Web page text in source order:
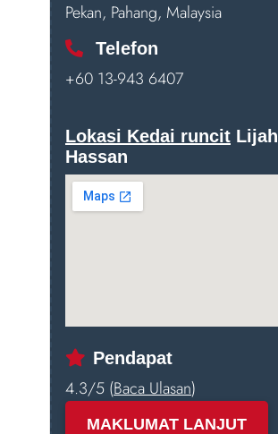
Pekan, Pahang, Malaysia
Telefon
+60 13-943 6407
Lokasi Kedai runcit Lijah
Hassan
Pendapat
4.3/5 (Baca Ulasan)
MAKLUMAT LANJUT